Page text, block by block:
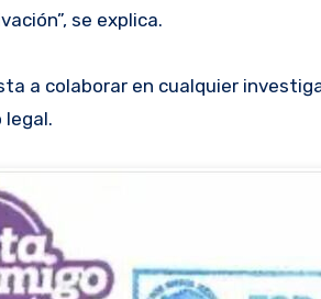
se explica.
a colaborar en cualquier